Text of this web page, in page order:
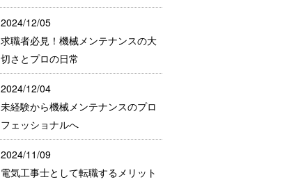
2024/12/05
求職者必見！機械メンテナンスの大
切さとプロの日常
2024/12/04
未経験から機械メンテナンスのプロ
フェッショナルへ
2024/11/09
電気工事士として転職するメリット